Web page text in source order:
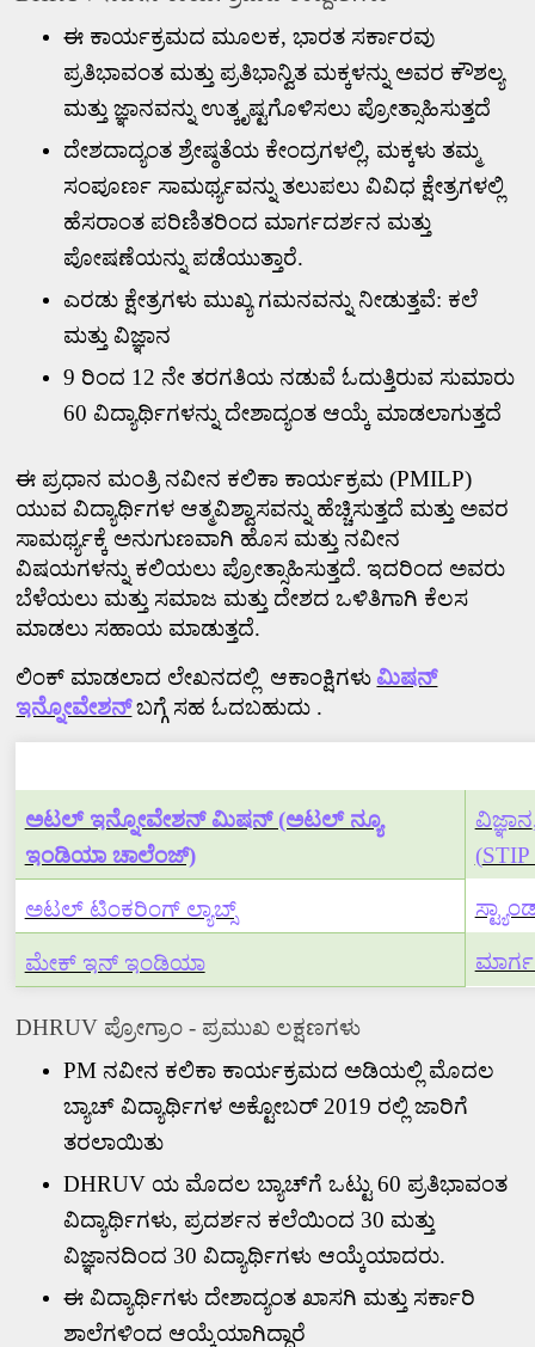
ಈ ಕಾರ್ಯಕ್ರಮದ ಮೂಲಕ,ಭಾರತ ಸರ್ಕಾರವು
ಪ್ರತಿಭಾವಂತ ಮತ್ತು ಪ್ರತಿಭಾನ್ವಿತ ಮಕ್ಕಳನ್ನು ಅವರ ಕೌಶಲ್ಯ
ಮತ್ತು ಜ್ಞಾನವನ್ನು ಉತ್ಕೃಷ್ಟಗೊಳಿಸಲು ಪ್ರೋತ್ಸಾಹಿಸುತ್ತದೆ
ದೇಶದಾದ್ಯಂತ ಶ್ರೇಷ್ಠತೆಯ ಕೇಂದ್ರಗಳಲ್ಲಿ, ಮಕ್ಕಳು ತಮ್ಮ
ಸಂಪೂರ್ಣ ಸಾಮರ್ಥ್ಯವನ್ನು ತಲುಪಲು ವಿವಿಧ ಕ್ಷೇತ್ರಗಳಲ್ಲಿ
ಹೆಸರಾಂತ ಪರಿಣಿತರಿಂದ ಮಾರ್ಗದರ್ಶನ ಮತ್ತು
ಪೋಷಣೆಯನ್ನು ಪಡೆಯುತ್ತಾರೆ.
ಎರಡು ಕ್ಷೇತ್ರಗಳು ಮುಖ್ಯ ಗಮನವನ್ನು ನೀಡುತ್ತವೆ: ಕಲೆ
ಮತ್ತು ವಿಜ್ಞಾನ
9 ರಿಂದ 12 ನೇ ತರಗತಿಯ ನಡುವೆ ಓದುತ್ತಿರುವ ಸುಮಾರು
60ವಿದ್ಯಾರ್ಥಿಗಳನ್ನು ದೇಶಾದ್ಯಂತ ಆಯ್ಕೆ ಮಾಡಲಾಗುತ್ತದೆ
ಈ ಪ್ರಧಾನ ಮಂತ್ರಿ ನವೀನ ಕಲಿಕಾ ಕಾರ್ಯಕ್ರಮ (PMILP)
ಯುವ ವಿದ್ಯಾರ್ಥಿಗಳ ಆತ್ಮವಿಶ್ವಾಸವನ್ನು ಹೆಚ್ಚಿಸುತ್ತದೆ ಮತ್ತು ಅವರ
ಸಾಮರ್ಥ್ಯಕ್ಕೆ ಅನುಗುಣವಾಗಿ ಹೊಸ ಮತ್ತು ನವೀನ
ವಿಷಯಗಳನ್ನು ಕಲಿಯಲು ಪ್ರೋತ್ಸಾಹಿಸುತ್ತದೆ. ಇದರಿಂದ ಅವರು
ಬೆಳೆಯಲು ಮತ್ತು ಸಮಾಜ ಮತ್ತು ದೇಶದ ಒಳಿತಿಗಾಗಿ ಕೆಲಸ
ಮಾಡಲು ಸಹಾಯ ಮಾಡುತ್ತದೆ.
ಲಿಂಕ್ ಮಾಡಲಾದ ಲೇಖನದಲ್ಲಿ ಆಕಾಂಕ್ಷಿಗಳು ಮಿಷನ್
ಇನ್ನೋವೇಶನ್ಬಗ್ಗೆ ಸಹ ಓದಬಹುದು .
ಅಟಲ್ ಇನ್ನೋವೇಶನ್ ಮಿಷನ್ (ಅಟಲ್ ನ್ಯೂ
ಇಂಡಿಯಾ ಚಾಲೆಂಜ್)
ವಿಜ್ಞಾನ
(STIP
ಅಟಲ್ ಟಿಂಕರಿಂಗ್ ಲ್ಯಾಬ್ಸ್
ಮೇಕ್ ಇನ್ ಇಂಡಿಯಾ
DHRUV ಪ್ರೋಗ್ರಾಂ - ಪ್ರಮುಖ ಲಕ್ಷಣಗಳು
PM ನವೀನ ಕಲಿಕಾ ಕಾರ್ಯಕ್ರಮದ ಅಡಿಯಲ್ಲಿ ಮೊದಲ
ಬ್ಯಾಚ್ ವಿದ್ಯಾರ್ಥಿಗಳ ಅಕ್ಟೋಬರ್ 2019 ರಲ್ಲಿ ಜಾರಿಗೆ
ತರಲಾಯಿತು
DHRUV ಯ ಮೊದಲ ಬ್ಯಾಚ್‌ಗೆ ಒಟ್ಟು60 ಪ್ರತಿಭಾವಂತ
ವಿದ್ಯಾರ್ಥಿಗಳು, ಪ್ರದರ್ಶನ ಕಲೆಯಿಂದ 30 ಮತ್ತು
ವಿಜ್ಞಾನದಿಂದ 30 ವಿದ್ಯಾರ್ಥಿಗಳು ಆಯ್ಕೆಯಾದರು.
ಈ ವಿದ್ಯಾರ್ಥಿಗಳು ದೇಶಾದ್ಯಂತ ಖಾಸಗಿ ಮತ್ತು ಸರ್ಕಾರಿ
ಶಾಲೆಗಳಿಂದ ಆಯ್ಕೆಯಾಗಿದ್ದಾರೆ